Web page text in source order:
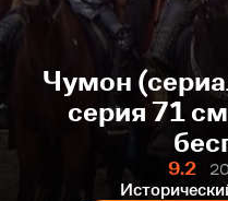
Чумон
серия 71
9.2